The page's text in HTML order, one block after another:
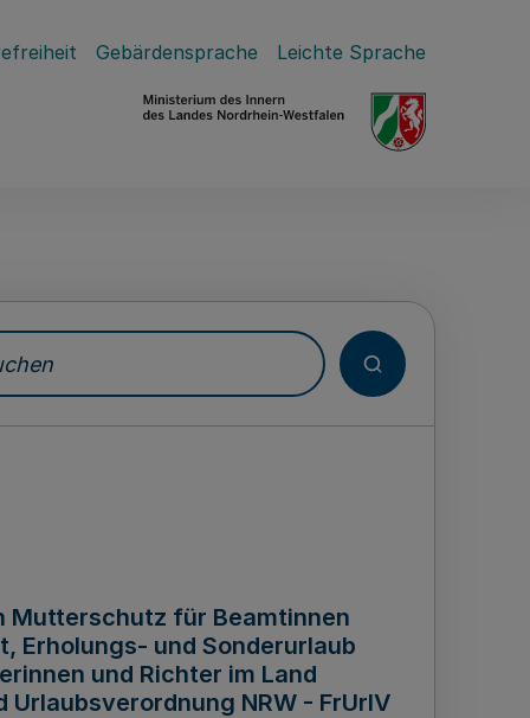
Gebärdensprache Leichte Sprache
Mutterschutz für Beamtinnen
Erholungs- und Sonderurlaub
und Richter im Land
NRW - FrUrlV